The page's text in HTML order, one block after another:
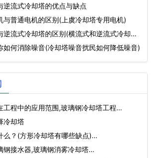
逆流式冷却塔的优点与缺点
与普通电机的区别(上虞冷却塔专用电机)
逆流式冷却塔的区别(横流式和逆流式冷却塔
如何消除噪音(冷却塔噪音扰民如何降低噪音)
工程中的应用范围,玻璃钢冷却塔工程…
冷却塔
么？(方形冷却塔有哪些缺点)…
钢接水器,玻璃钢消雾冷却塔…